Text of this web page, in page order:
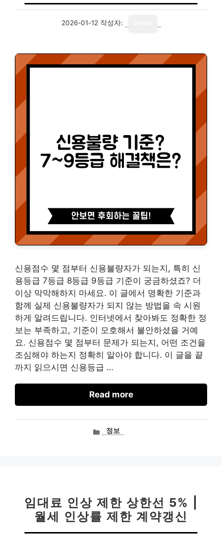
2026-01-12 작성자:
신용점수 몇 점부터 신용불량자가 되는지, 특히 신
용등급 7등급 8등급 9등급 기준이 궁금하셨죠? 더
이상 막막해하지 마세요. 이 글에서 명확한 기준과
함께 실제 신용불량자가 되지 않는 방법을 속 시원
하게 알려드립니다. 인터넷에서 찾아봐도 정확한 정
보는 부족하고, 기준이 모호해서 불안하셨을 거예
요. 신용점수 몇 점부터 문제가 되는지, 어떤 조건을
조심해야 하는지 정확히 알아야 합니다. 이 글을 끝
까지 읽으시면 신용등급 …
Read more
카정보
임대료 인상 제한 상한선 5% |
월세 인상률 제한 계약갱신